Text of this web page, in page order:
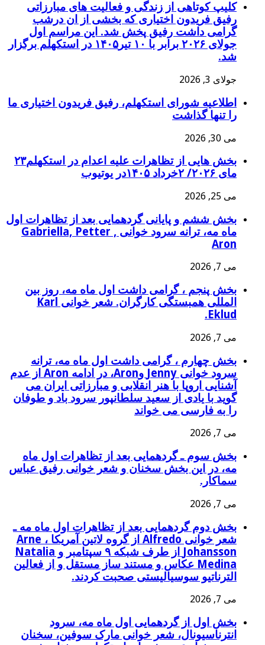
کلیپ کوتاهی از زندگی و فعالیت های مبارزاتی
رفیق فریدون اختیاری که بخشی از ان درشب
گرامی داشت رفیق پخش شد. این مراسم اول
جولای ۲۰۲۶ برابر با ۱۰ تیر۱۴۰۵ در استکهلم برگزار
شد.
جولای 3, 2026
اطلاعیه شورای استکهلم، رفیق فریدون اختیاری ما
را تنها گذاشت
می 30, 2026
بخش هايی از تظاهرات علیه اعدام در استکهلم۲۳
مای ۲۰۲۶/ ۲خرداد ۱۴۰۵در یوتیوب
می 25, 2026
بخش ششم و پایانی گردهمايی بعد از تظاهرات اول
ماه مه، ترانه سرود خوانی Gabriella, Petter ,
Aron
می 7, 2026
بخش پنجم ، گرامی داشت اول ماه مه، روز بین
المللی همبستگی کارگران. شعر خوانی Karl
Eklud.
می 7, 2026
بخش چهارم ، گرامی داشت اول ماه مه، ترانه
سرود خوانی Jenny وAron، در ادامه Aron از عدم
آشنایی اروپا با هنر انقلابی و مبارزاتی ایران می
گوید با یادی از سعید سلطانپور سرود باد و طوفان
را به فارسی می خواند
می 7, 2026
بخش سوم ـ گردهمايی بعد از تظاهرات اول ماه
مه، در این بخش سخنان و شعر خوانی رفیق عباس
سماکار.
می 7, 2026
بخش دوم گردهمايی بعد از تظاهرات اول ماه مه ـ
شعر خوانی Alfredo از گروه لاتین آمریکا ، Arne
Johansson از طرف شبکه ۹ سپتامبر و Natalia
Medina عکاس و مستند ساز مستقل و از فعالین
الترناتیو سوسیالیستی صحبت کردند.
می 7, 2026
بخش اول از گردهمایی اول ماه مه، سرود
انترناسیونال، شعر خوانی مارک سوفین، سخنان